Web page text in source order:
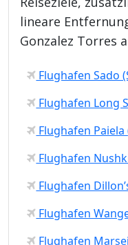
lineare
Gonzalez Torres
Flughafen Sado
Flughafen Long
Flughafen Paiela
Flughafen
Flughafen
Flughafen
Flughafen